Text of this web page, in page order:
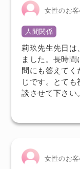
女性のお客
人間関係
莉玖先生先日は
ました。長時
問にも答えてく
じです。とて
談させて下さい
女性のお客